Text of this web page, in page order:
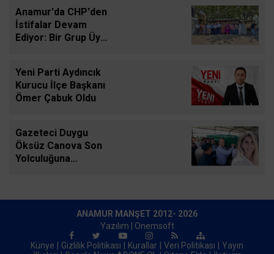
Anamur'da CHP'den
İstifalar Devam
Ediyor: Bir Grup Üye
Duyurdu
Yeni Parti Aydıncık
Kurucu İlçe Başkanı
Ömer Çabuk Oldu
Gazeteci Duygu
Öksüz Canova Son
Yolculuğuna
ANAMUR MANŞET 2012- 2026
Yazılım | Onemsoft
Künye
Gizlilik Politikası Kurallar Veri Politikası
Yayın